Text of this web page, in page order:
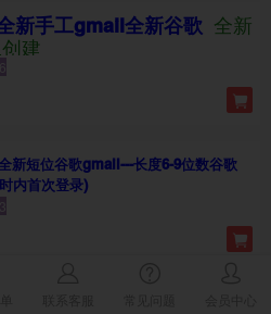
新手工gmail全新谷歌 全新
建
新短位谷歌gmail---长度6-9位数谷歌
内首次登录)